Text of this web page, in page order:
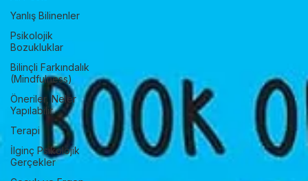
All Posts
Yanlış Bilinenler
Psikolojik
Bozukluklar
Bilinçli Farkındalık
(Mindfulness)
Öneriler, Neler
Yapılabilir
Terapi